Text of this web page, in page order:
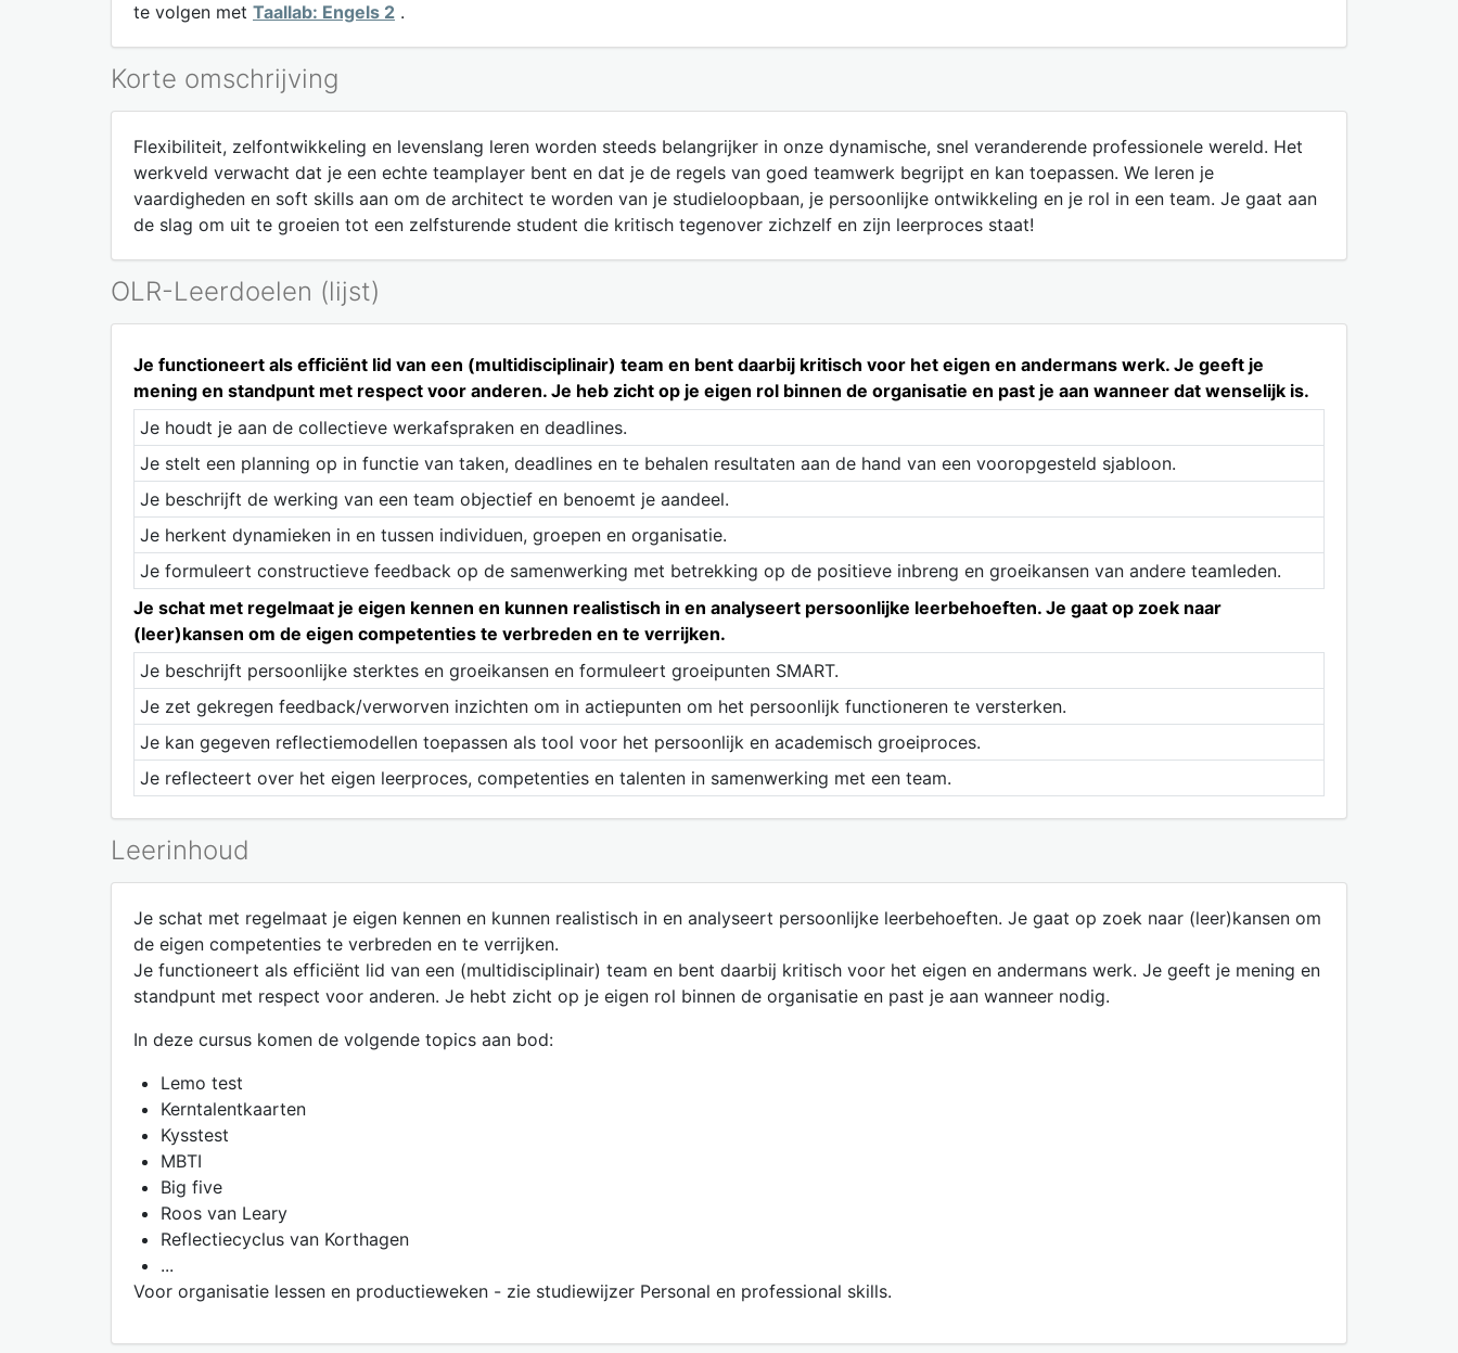
te volgen met Taallab: Engels 2 .
Korte omschrijving
Flexibiliteit, zelfontwikkeling en levenslang leren worden steeds belangrijker in onze dynamische, snel veranderende professionele wereld. Het
werkveld verwacht dat je een echte teamplayer bent en dat je de regels van goed teamwerk begrijpt en kan toepassen. We leren je
vaardigheden en soft skills aan om de architect te worden van je studieloopbaan, je persoonlijke ontwikkeling en je rol in een team. Je gaat aan
de slag om uit te groeien tot een zelfsturende student die kritisch tegenover zichzelf en zijn leerproces staat!
OLR-Leerdoelen (lijst)
Je functioneert als efficiënt lid van een (multidisciplinair) team en bent daarbij kritisch voor het eigen en andermans werk. Je geeft je
mening en standpunt met respect voor anderen. Je heb zicht op je eigen rol binnen de organisatie en past je aan wanneer dat wenselijk is.
Je houdt je aan de collectieve werkafspraken en deadlines.
Je stelt een planning op in functie van taken, deadlines en te behalen resultaten aan de hand van een vooropgesteld sjabloon.
Je beschrijft de werking van een team objectief en benoemt je aandeel.
Je herkent dynamieken in en tussen individuen, groepen en organisatie.
Je formuleert constructieve feedback op de samenwerking met betrekking op de positieve inbreng en groeikansen van andere teamleden.
Je schat met regelmaat je eigen kennen en kunnen realistisch in en analyseert persoonlijke leerbehoeften. Je gaat op zoek naar
(leer)kansen om de eigen competenties te verbreden en te verrijken.
Je beschrijft persoonlijke sterktes en groeikansen en formuleert groeipunten SMART.
Je zet gekregen feedback/verworven inzichten om in actiepunten om het persoonlijk functioneren te versterken.
Je kan gegeven reflectiemodellen toepassen als tool voor het persoonlijk en academisch groeiproces.
Je reflecteert over het eigen leerproces, competenties en talenten in samenwerking met een team.
Leerinhoud
Je schat met regelmaat je eigen kennen en kunnen realistisch in en analyseert persoonlijke leerbehoeften. Je gaat op zoek naar (leer)kansen om
de eigen competenties te verbreden en te verrijken.
Je functioneert als efficiënt lid van een (multidisciplinair) team en bent daarbij kritisch voor het eigen en andermans werk. Je geeft je mening en
standpunt met respect voor anderen. Je hebt zicht op je eigen rol binnen de organisatie en past je aan wanneer nodig.
In deze cursus komen de volgende topics aan bod:
Lemo test
Kerntalentkaarten
Kysstest
MBTI
Big five
Roos van Leary
Reflectiecyclus van Korthagen
...
Voor organisatie lessen en productieweken - zie studiewijzer Personal en professional skills.